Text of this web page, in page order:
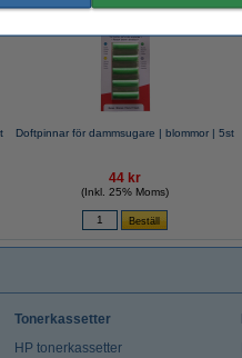
Doftpinnar för dammsugare | blommor | 5st
44 kr
(Inkl. 25% Moms)
Tonerkassetter
HP tonerkassetter